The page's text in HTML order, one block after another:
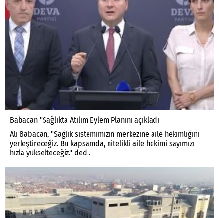
Babacan "Sağlıkta Atılım Eylem Planını açıkladı
Ali Babacan, "Sağlık sistemimizin merkezine aile hekimliğini
yerleştireceğiz. Bu kapsamda, nitelikli aile hekimi sayımızı
hızla yükselteceğiz." dedi.